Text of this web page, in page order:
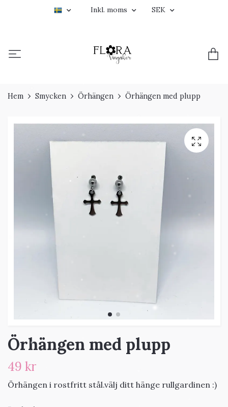
Inkl. moms SEK
Hem Smycken Örhängen Örhängen med plupp
Örhängen med plupp
49 kr
Örhängen i rostfritt stål.välj ditt hänge rullgardinen :)